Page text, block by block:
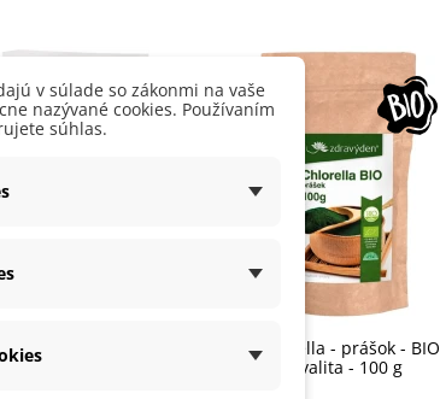
BIO - prášok - bio
kvalita - 150 g
Chlorella - prášok - BIO
kvalita - 100 g
v súlade so zákonmi na vaše
nazývané cookies. Používaním
súhlas.